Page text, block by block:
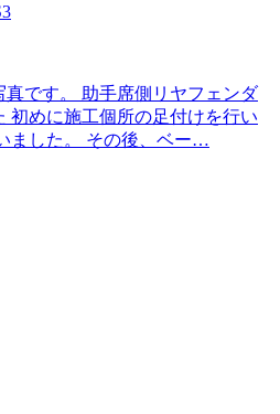
真です。 助手席側リヤフェンダ
初めに施工個所の足付けを行い
ました。 その後、ベー…